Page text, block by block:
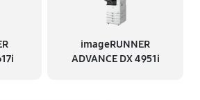
imageRUNNER
ADVANCE DX 4951i